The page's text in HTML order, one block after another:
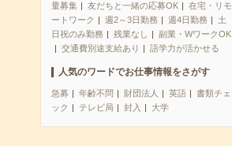
量募集
友だちと一緒の応募OK
在宅・リモ
ートワーク
週2～3日勤務 週4日勤務
土
日祝のみ勤務
残業なし
副業・WワークOK
交通費別途支給あり
語学力が活かせる
人気のワードでお仕事情報をさがす
急募 年齢不問 財団法人 英語
書類チェ
ック
テレビ局 封入 大学